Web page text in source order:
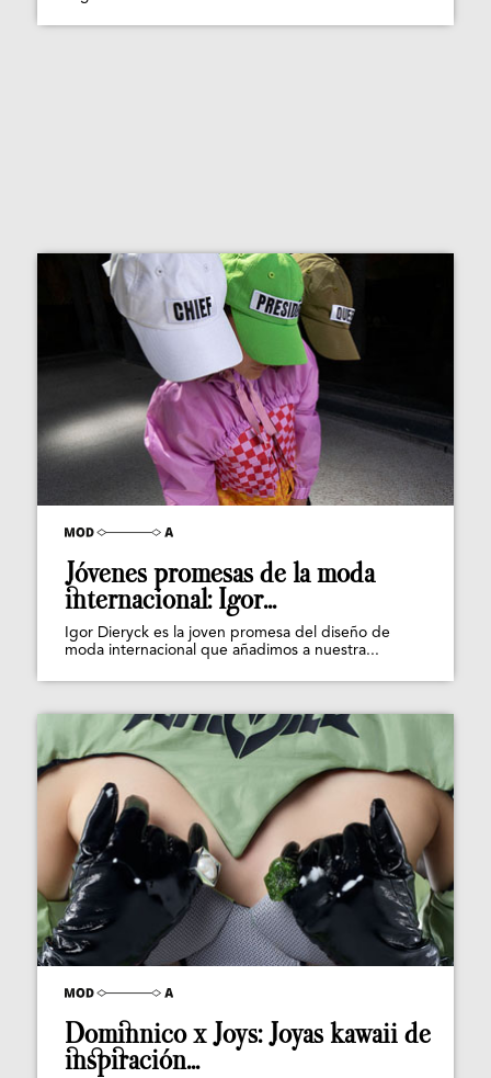
Jóvenes promesas de la moda
internacional: Igor...
Igor Dieryck es la joven promesa del diseño de
moda internacional que añadimos a nuestra...
Dominnico x Joys: Joyas kawaii de
inspiración...